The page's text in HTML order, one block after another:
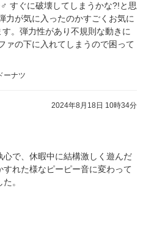
すぐに破壊してしまうかな?!と思
力が気に入ったのかすごくお気に
。弾力性があり不規則な動きに
ァの下に入れてしまうので困って
ーナツ
2024年8月18日 10時34分
心で、休暇中に結構激しく遊んだ
れた様なピーピー音に変わって
。